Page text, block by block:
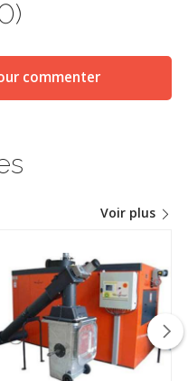
commenter
Voir plus